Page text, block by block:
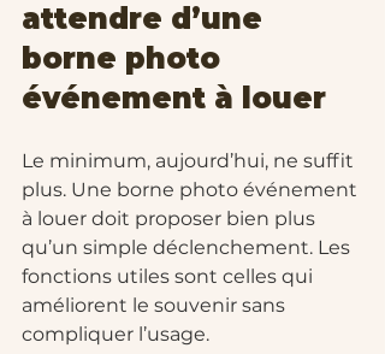
attendre d’une
borne photo
événement à louer
Le minimum, aujourd’hui, ne suffit
plus. Une borne photo événement
à louer doit proposer bien plus
qu’un simple déclenchement. Les
fonctions utiles sont celles qui
améliorent le souvenir sans
compliquer l’usage.